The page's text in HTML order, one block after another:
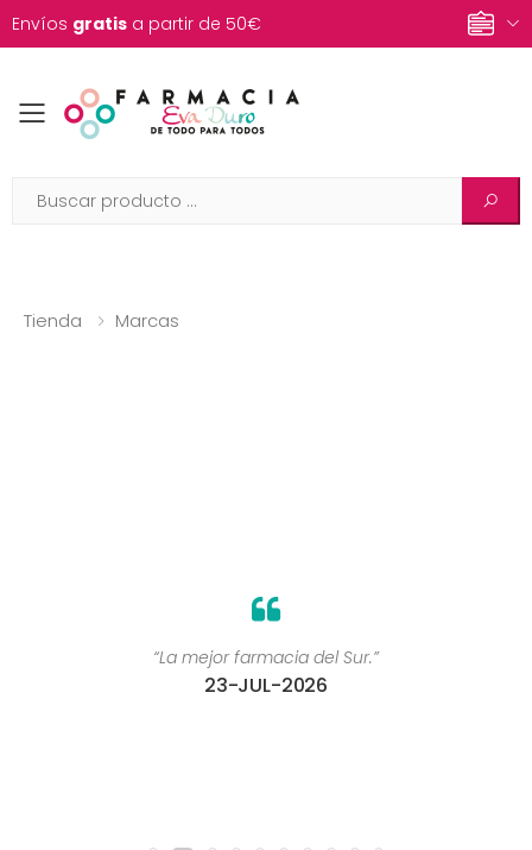
Envíos gratis a partir de 50€
Toggle mobile menu
Tienda Marcas
“La mejor farmacia del Sur.”
23-JUL-2026